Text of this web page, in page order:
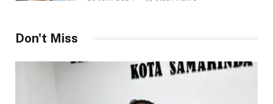
Don't Miss